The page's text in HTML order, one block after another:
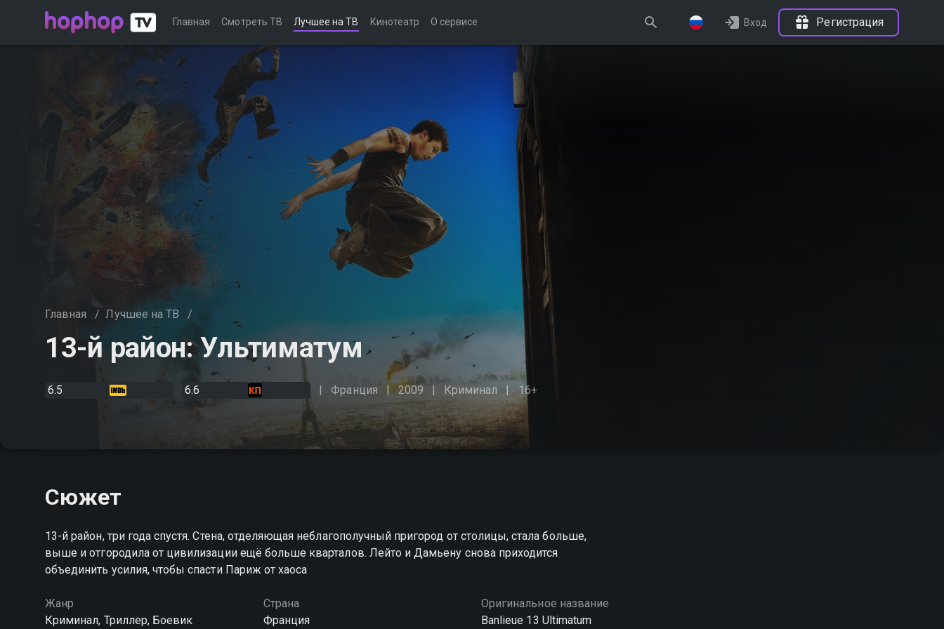
Главная Смотреть ТВ Лучшее на ТВ Кинотеатр О сервисе Вход Регистрация
Главная / Лучшее на ТВ /
13-й район: Ультиматум
6.5 6.6 Франция 2009 Криминал 16+
Сюжет
13-й район, три года спустя. Стена, отделяющая неблагополучный пригород от столицы, стала больше,
выше и отгородила от цивилизации ещё больше кварталов. Лейто и Дамьену снова приходится
объединить усилия, чтобы спасти Париж от хаоса
Жанр
Криминал, Триллер, Боевик
Страна
Франция
Оригинальное название
Banlieue 13 Ultimatum